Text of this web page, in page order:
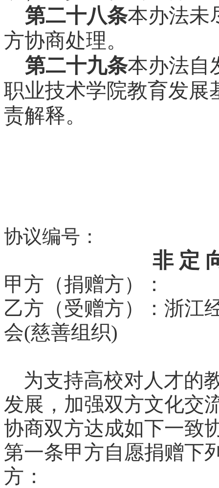
第二十八条本办法未
方协商处理。
第二十九条本办法自
职业技术学院教育发展
责解释。
协议编号：
非 定
甲方（捐赠方）：
乙方（受赠方）：浙江
会(慈善组织)
为支持高校对人才的
发展，加强双方文化交
协商双方达成如下一致
第一条甲方自愿捐赠下
方：